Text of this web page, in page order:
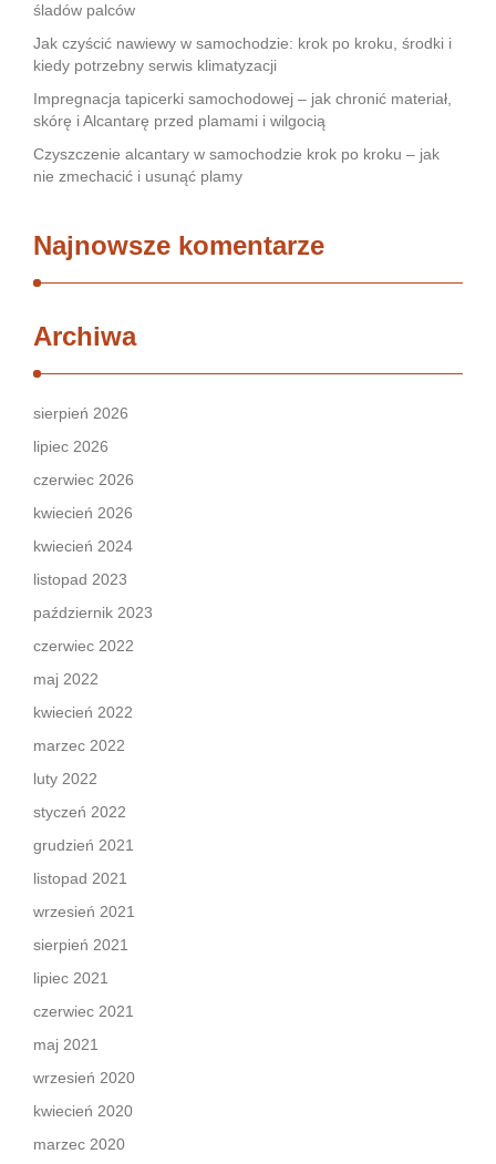
śladów palców
Jak czyścić nawiewy w samochodzie: krok po kroku, środki i
kiedy potrzebny serwis klimatyzacji
Impregnacja tapicerki samochodowej – jak chronić materiał,
skórę i Alcantarę przed plamami i wilgocią
Czyszczenie alcantary w samochodzie krok po kroku – jak
nie zmechacić i usunąć plamy
Najnowsze komentarze
Archiwa
sierpień 2026
lipiec 2026
czerwiec 2026
kwiecień 2026
kwiecień 2024
listopad 2023
październik 2023
czerwiec 2022
maj 2022
kwiecień 2022
marzec 2022
luty 2022
styczeń 2022
grudzień 2021
listopad 2021
wrzesień 2021
sierpień 2021
lipiec 2021
czerwiec 2021
maj 2021
wrzesień 2020
kwiecień 2020
marzec 2020